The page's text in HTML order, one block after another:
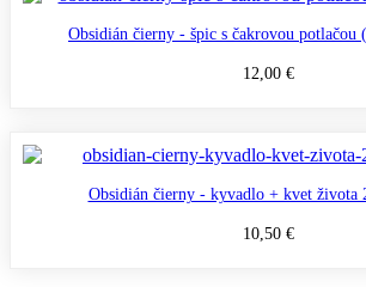
Obsidián čierny - špic s čakrovou potlačou
12,00 €
Obsidián čierny - kyvadlo + kvet života
10,50 €